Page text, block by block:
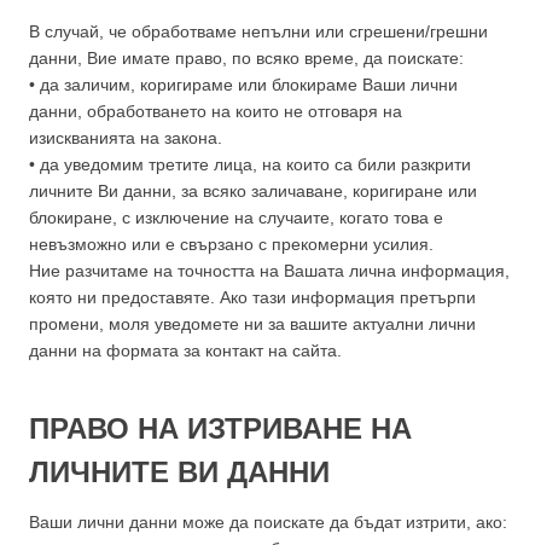
В случай, че обработваме непълни или сгрешени/грешни
данни, Вие имате право, по всяко време, да поискате:
• да заличим, коригираме или блокираме Ваши лични
данни, обработването на които не отговаря на
изискванията на закона.
• да уведомим третите лица, на които са били разкрити
личните Ви данни, за всяко заличаване, коригиране или
блокиране, с изключение на случаите, когато това е
невъзможно или е свързано с прекомерни усилия.
Ние разчитаме на точността на Вашата лична информация,
която ни предоставяте. Ако тази информация претърпи
промени, моля уведомете ни за вашите актуални лични
данни на формата за контакт на сайта.
ПРАВО НА ИЗТРИВАНЕ НА
ЛИЧНИТЕ ВИ ДАННИ
Ваши лични данни може да поискате да бъдат изтрити, ако: